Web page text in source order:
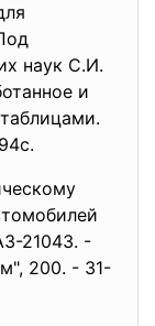
наук С.И.
и
21043. -
200. - 31-